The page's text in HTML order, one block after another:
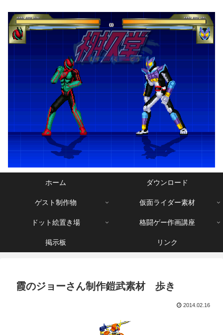
ホーム ダウンロード
ゲスト制作物 仮面ライダー素材
ドット絵置き場 格闘ゲー作画講座
掲示板 リンク
霞のジョーさん制作鎧武素材 歩き
2014.02.16